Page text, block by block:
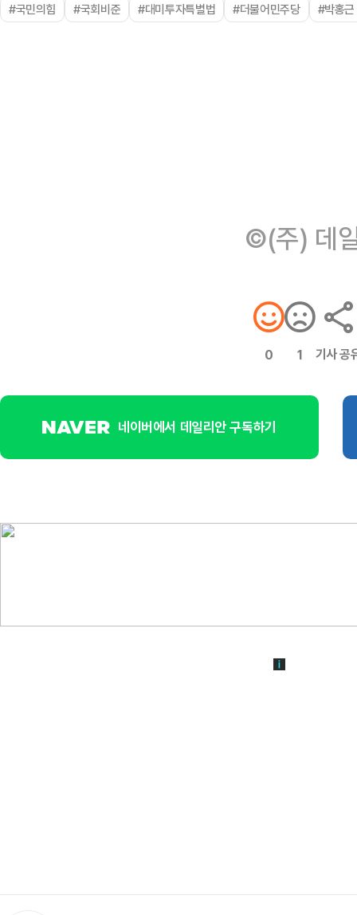
#국민의힘 #국회비준 #대미투자특별법 #더불어민주당 #박홍근
©(주) 데
0 1 기사 공
네이버에서 데일리안 구독하기